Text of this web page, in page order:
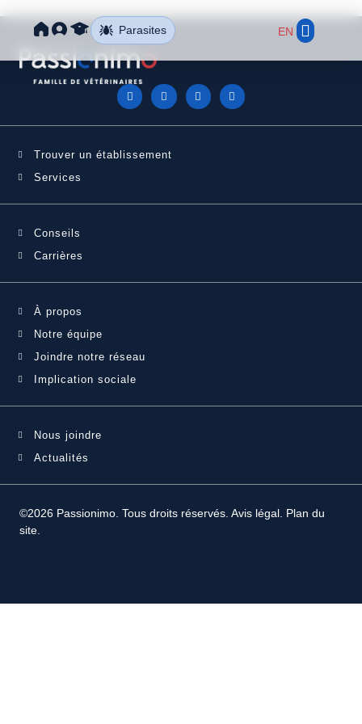
Parasites EN
Trouver un établissement
Services
Conseils
Carrières
À propos
Notre équipe
Joindre notre réseau
Implication sociale
Nous joindre
Actualités
©2026 Passionimo. Tous droits réservés. Avis légal Plan du
site